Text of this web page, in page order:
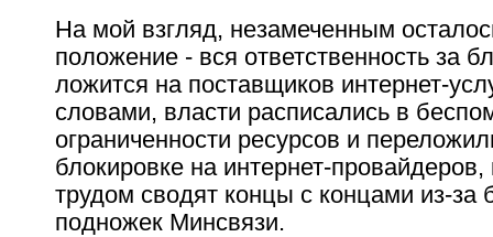
На мой взгляд, незамеченным
положение - вся ответственность за
ложится на поставщиков интернет-
словами, власти расписались в
ограниченности ресурсов и
блокировке на интернет-провайдеров,
трудом сводят концы с концами из-за
подножек Минсвязи.